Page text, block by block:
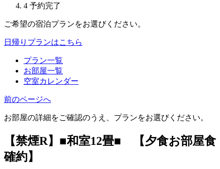
4 予約完了
ご希望の宿泊プランをお選びください。
日帰りプランはこちら
プラン一覧
お部屋一覧
空室カレンダー
前のページへ
お部屋の詳細をご確認のうえ、プランをお選びください。
【禁煙R】■和室12畳■ 【夕食お部屋食
確約】